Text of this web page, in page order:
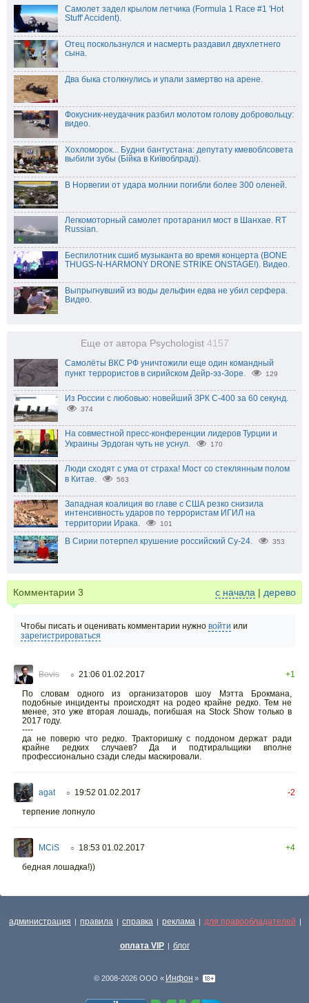
Самолет задел крылом летчика (Formula 1 Race #1 'Hot
Stuff' Accident).
Отец поскользнулся и насмерть раздавил двухлетнего
сына.
Два быка столкнулись и упали замертво на арене.
Фокусник-неудачник разбил молотом голову добровольцу:
видео.
Хохломорок... Будни бантустана: депутату кмевоблсовета
выбили зубы (Бійка в Київоблраді).
В Норвегии от удара молнии погибли более 300 оленей.
Легкомоторный самолет протаранил мост в Шанхае. RT
Russian.
Беспилотник сшиб музыканта во время концерта (BONE
THUGS-N-HARMONY DRONE STRIKE ONSTAGE!). Видео.
Выпрыгнувший из воды дельфин едва не убил серфера.
Видео.
Еще от автора Psychologist 4157
Самолёты ВКС РФ уничтожили еще один командный
пункт террористов в сирийском Дейр-эз-Зоре.
129
Из России с любовью: новейший ЗРК С-400 за 60 секунд.
374
На совместной пресс-конференции лидеров Турции и
Украины Эрдоган чуть не уснул.
170
Люди сходят с ума от страха! Мост со стеклянным полом
в Китае.
563
Западная коалиция во главе с США резко снизила
интенсивность ударов по террористам ИГИЛ на
территории Ирака.
101
В Сирии потерпел крушение российский Су-24. 353
Комментарии 3 с начала | дерево
Чтобы писать и оценивать комментарии нужно войти или
зарегистрироваться
Bovis ○ 21:06 01.02.2017
+1
По словам одного из организаторов шоу Мэтта Брокмана,
подобные инциденты происходят на родео крайне редко. Тем не
менее, это уже вторая лошадь, погибшая на Stock Show только в
2017 году.
----
да не поверю что редко. Тракторишку с поддоном держат ради
крайне редких случаев? Да и подтиральщики вполне
профессионально сзади следы маскировали.
agat ○ 19:52 01.02.2017
-2
терпение лопнуло
MCiS ○ 18:53 01.02.2017
+4
бедная лошадка!))
администрация | правила | справка | реклама | для правообладателей |
оплата VIP | блог
© 2008-2026 ООО « Инфон »